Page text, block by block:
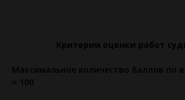
Критерии оценки работ
Максимальное количество баллов по
= 100